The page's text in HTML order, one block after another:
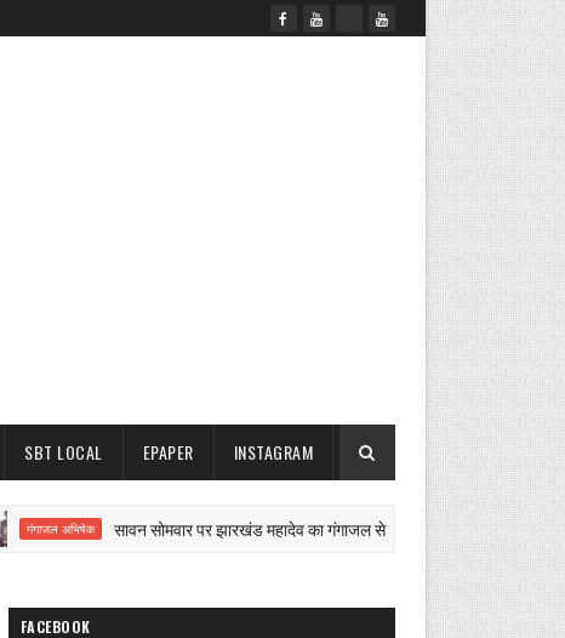
SBT LOCAL EPAPER INSTAGRAM
अभिषेक सावन सोमवार पर झारखंड महादेव का गंगाजल से होगा महाशिवाभिषेक:2 टैंकरों में
FACEBOOK